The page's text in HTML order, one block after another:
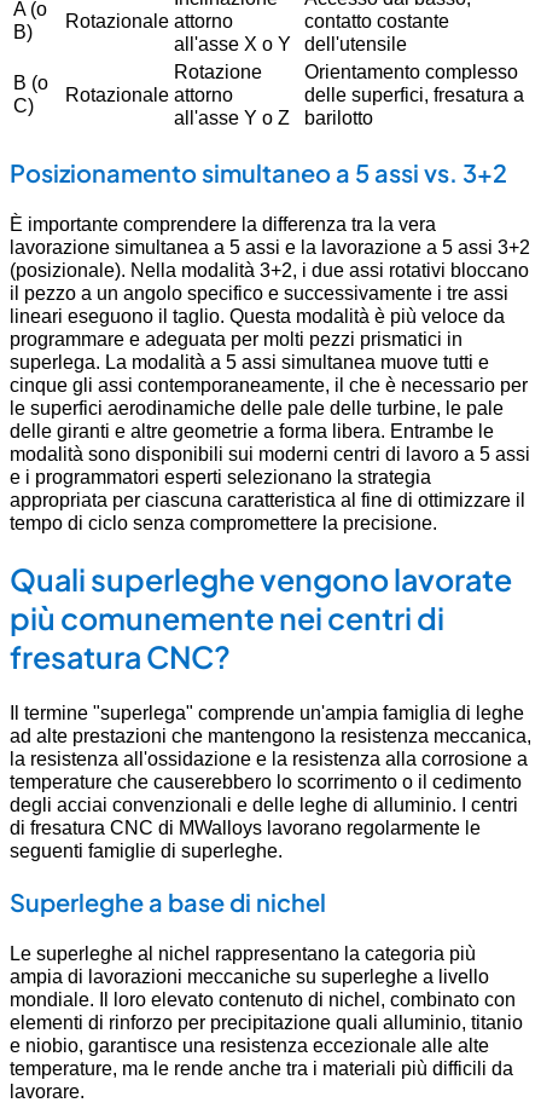
A (o
B)
Rotazionale attorno
all'asse X o Y
contatto costante
dell'utensile
B (o
C)
Rotazionale
Rotazione
attorno
all'asse Y o Z
Orientamento complesso
delle superfici, fresatura a
barilotto
Posizionamento simultaneo a 5 assi vs. 3+2
È importante comprendere la differenza tra la vera
lavorazione simultanea a 5 assi e la lavorazione a 5 assi 3+2
(posizionale). Nella modalità 3+2, i due assi rotativi bloccano
il pezzo a un angolo specifico e successivamente i tre assi
lineari eseguono il taglio. Questa modalità è più veloce da
programmare e adeguata per molti pezzi prismatici in
superlega. La modalità a 5 assi simultanea muove tutti e
cinque gli assi contemporaneamente, il che è necessario per
le superfici aerodinamiche delle pale delle turbine, le pale
delle giranti e altre geometrie a forma libera. Entrambe le
modalità sono disponibili sui moderni centri di lavoro a 5 assi
e i programmatori esperti selezionano la strategia
appropriata per ciascuna caratteristica al fine di ottimizzare il
tempo di ciclo senza compromettere la precisione.
Quali superleghe vengono lavorate
più comunemente nei centri di
fresatura CNC?
Il termine "superlega" comprende un'ampia famiglia di leghe
ad alte prestazioni che mantengono la resistenza meccanica,
la resistenza all'ossidazione e la resistenza alla corrosione a
temperature che causerebbero lo scorrimento o il cedimento
degli acciai convenzionali e delle leghe di alluminio. I centri
di fresatura CNC di MWalloys lavorano regolarmente le
seguenti famiglie di superleghe.
Superleghe a base di nichel
Le superleghe al nichel rappresentano la categoria più
ampia di lavorazioni meccaniche su superleghe a livello
mondiale. Il loro elevato contenuto di nichel, combinato con
elementi di rinforzo per precipitazione quali alluminio, titanio
e niobio, garantisce una resistenza eccezionale alle alte
temperature, ma le rende anche tra i materiali più difficili da
lavorare.